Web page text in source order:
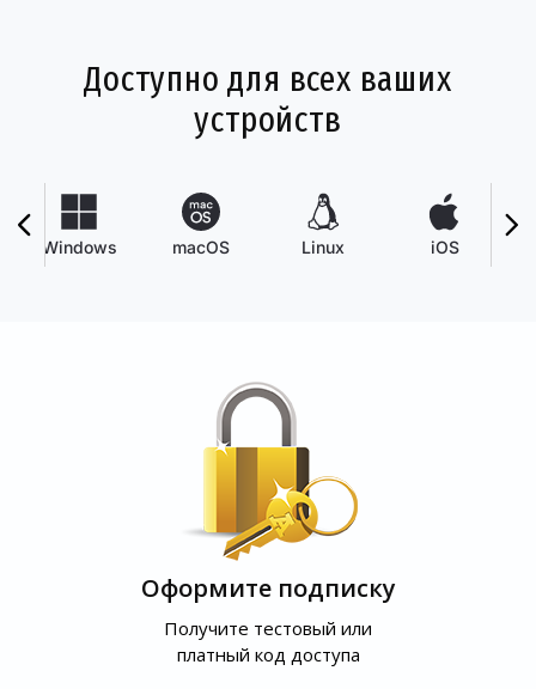
Доступно для всех ваших
устройств
Windows macOS Linux iOS
Оформите подписку
Получите тестовый или
платный код доступа